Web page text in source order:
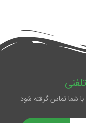
شما تماس گرفته شود